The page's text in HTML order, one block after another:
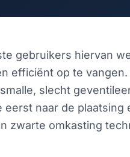
gebruikers hiervan
efficiënt op te
slecht
naar de plaatsing
zwarte omkasting